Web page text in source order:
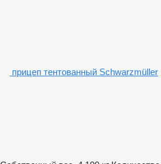
прицеп тентованный Schwarzmüller